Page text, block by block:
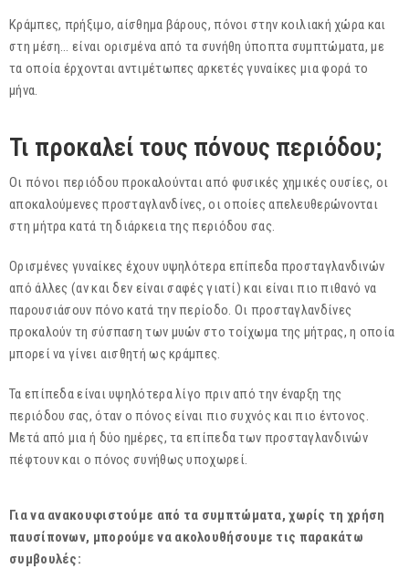
Κράμπες, πρήξιμο, αίσθημα βάρους, πόνοι στην κοιλιακή χώρα και
στη μέση… είναι ορισμένα από τα συνήθη ύποπτα συμπτώματα, με
τα οποία έρχονται αντιμέτωπες αρκετές γυναίκες μια φορά το
μήνα.
Τι προκαλεί τους πόνους περιόδου;
Οι πόνοι περιόδου προκαλούνται από φυσικές χημικές ουσίες, οι
αποκαλούμενες προσταγλανδίνες, οι οποίες απελευθερώνονται
στη μήτρα κατά τη διάρκεια της περιόδου σας.
Ορισμένες γυναίκες έχουν υψηλότερα επίπεδα προσταγλανδινών
από άλλες (αν και δεν είναι σαφές γιατί) και είναι πιο πιθανό να
παρουσιάσουν πόνο κατά την περίοδο. Οι προσταγλανδίνες
προκαλούν τη σύσπαση των μυών στο τοίχωμα της μήτρας, η οποία
μπορεί να γίνει αισθητή ως κράμπες.
Τα επίπεδα είναι υψηλότερα λίγο πριν από την έναρξη της
περιόδου σας, όταν ο πόνος είναι πιο συχνός και πιο έντονος.
Μετά από μια ή δύο ημέρες, τα επίπεδα των προσταγλανδινών
πέφτουν και ο πόνος συνήθως υποχωρεί.
Για να ανακουφιστούμε από τα συμπτώματα, χωρίς τη χρήση
παυσίπονων, μπορούμε να ακολουθήσουμε τις παρακάτω
συμβουλές: